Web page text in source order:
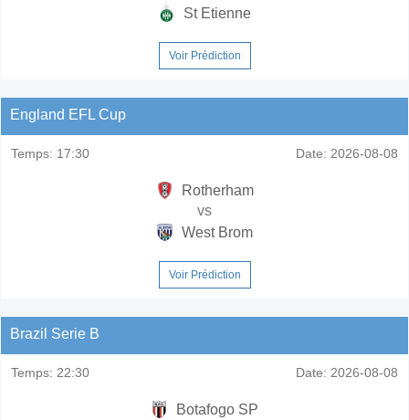
St Etienne
Voir Prédiction
England EFL Cup
Temps: 17:30 Date: 2026-08-08
Rotherham
vs
West Brom
Voir Prédiction
Brazil Serie B
Temps: 22:30 Date: 2026-08-08
Botafogo SP